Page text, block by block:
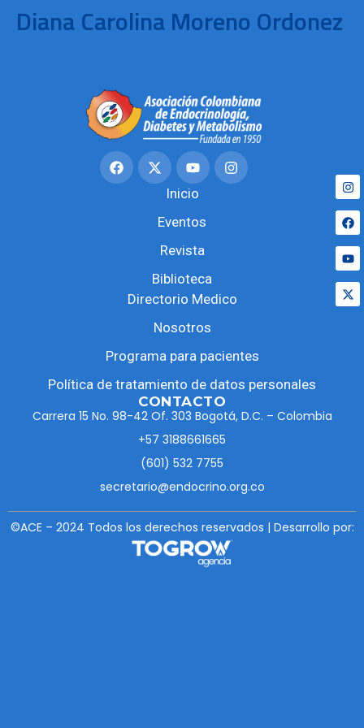
Diana Carolina Moreno Ordonez
Inicio
Eventos
Revista
Biblioteca
Directorio Medico
Nosotros
Programa para pacientes
Política de tratamiento de datos personales
CONTACTO
Carrera 15 No. 98-42 Of. 303 Bogotá, D.C. – Colombia
+57 3188661665
(601) 532 7755
secretario@endocrino.org.co
©ACE – 2024 Todos los derechos reservados | Desarrollo por: